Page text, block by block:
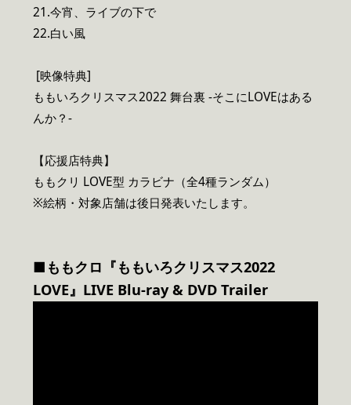
21.今宵、ライブの下で
22.白い風
[映像特典]
ももいろクリスマス2022 舞台裏 -そこにLOVEはある
んか？-
【応援店特典】
ももクリ LOVE型 カラビナ（全4種ランダム）
※絵柄・対象店舗は後日発表いたします。
■ももクロ『ももいろクリスマス2022
LOVE』LIVE Blu-ray & DVD Trailer